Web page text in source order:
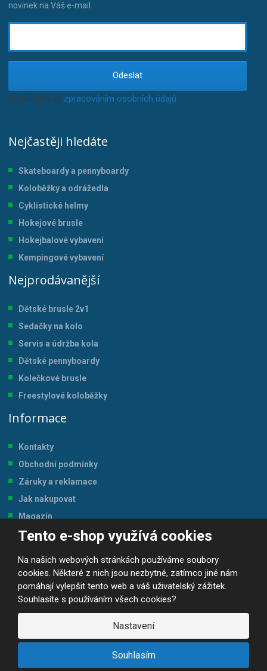
Tento e-shop využívá cookies
Na našich webových stránkách používáme soubory
cookies. Některé z nich jsou nezbytné, zatímco jiné nám
pomáhají vylepšit tento web a váš uživatelský zážitek.
Souhlasíte s používáním všech cookies?
Nastavení
Souhlasím
novinek na Váš e-mail
Odeslat
Souhlasím se zpracováním osobních údajů.
Nejčastěji hledáte
Skateboardy a pennyboardy
Koloběžky a odrážedla
Cyklistické helmy
Hokejové brusle
Hokejbalové vybavení
Kempingové vybavení
Nejprodávanější
Dětské brusle 2v1
Sedačky na kolo
Servis a údržba kola
Dětské pennyboardy
Kolečkové brusle
Freestylové koloběžky
Informace
Kontakty
Obchodní podmínky
Záruky a reklamace
Jak nakupovat
Magazín
Tabulka velikostí
© 2026, JP-SPORT.CZ SPORTOVNÍ POTŘEBY
Prohlášení o přístupnosti |Mapa stránek ||GDPR
VYROBILA
R